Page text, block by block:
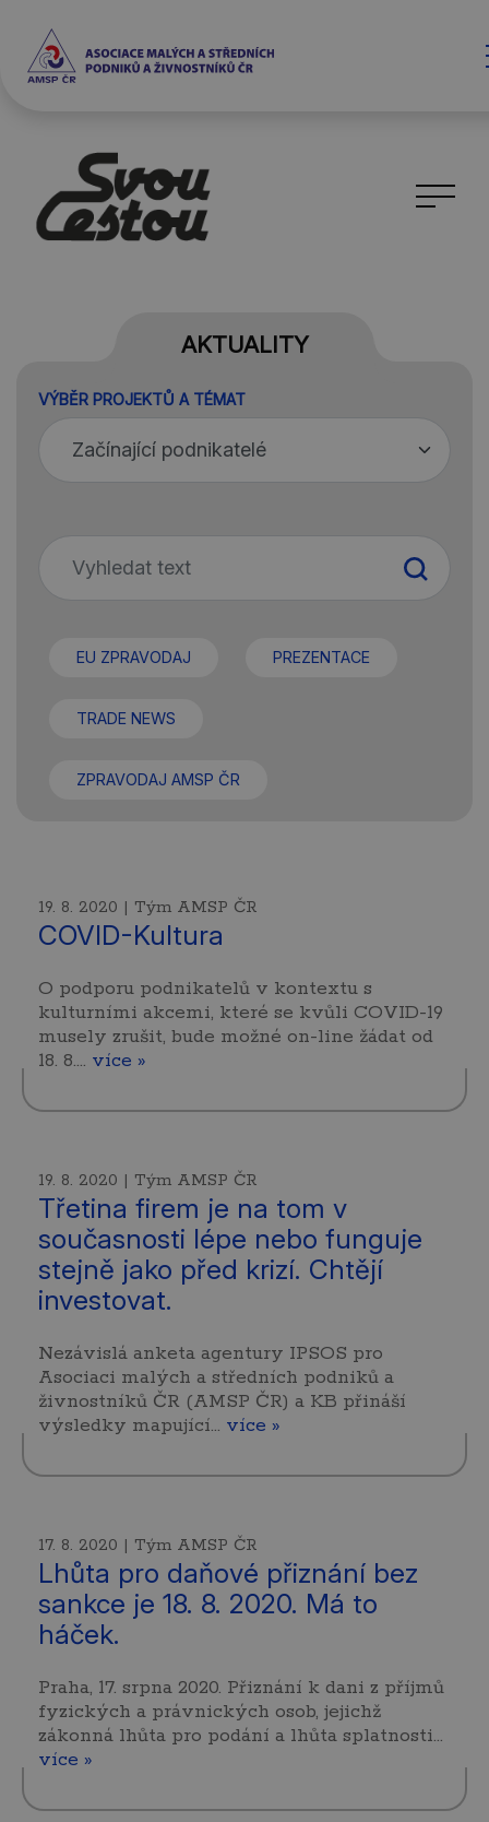
AKTUALITY
VÝBĚR PROJEKTŮ A TÉMAT
EU ZPRAVODAJ PREZENTACE
TRADE NEWS
ZPRAVODAJ AMSP ČR
19. 8. 2020 | Tým AMSP ČR
COVID-Kultura
O podporu podnikatelů v kontextu s
kulturními akcemi, které se kvůli COVID-19
musely zrušit, bude možné on-line žádat od
18. 8.… více »
19. 8. 2020 | Tým AMSP ČR
Třetina firem je na tom v
současnosti lépe nebo funguje
stejně jako před krizí. Chtějí
investovat.
Nezávislá anketa agentury IPSOS pro
Asociaci malých a středních podniků a
živnostníků ČR (AMSP ČR) a KB přináší
výsledky mapující… více »
17. 8. 2020 | Tým AMSP ČR
Lhůta pro daňové přiznání bez
sankce je 18. 8. 2020. Má to
háček.
Praha, 17. srpna 2020. Přiznání k dani z příjmů
fyzických a právnických osob, jejichž
zákonná lhůta pro podání a lhůta splatnosti…
více »